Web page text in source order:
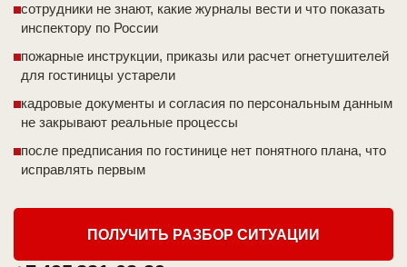
сотрудники не знают, какие журналы вести и что показать
инспектору по России
пожарные инструкции, приказы или расчет огнетушителей
для гостиницы устарели
кадровые документы и согласия по персональным данным
не закрывают реальные процессы
после предписания по гостинице нет понятного плана, что
исправлять первым
ПОЛУЧИТЬ РАЗБОР СИТУАЦИИ